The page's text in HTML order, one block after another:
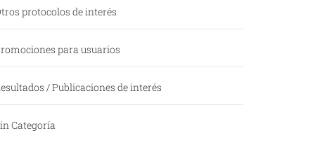
protocolos de interés
para usuarios
/ Publicaciones de interés
Categoría